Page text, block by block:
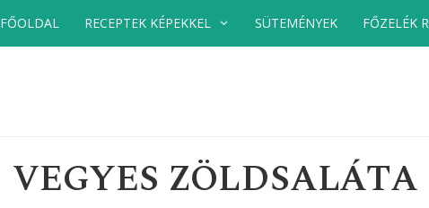
FŐOLDAL RECEPTEK KÉPEKKEL SÜTEMÉNYEK FŐZELÉK
VEGYES ZÖLDSALÁTA